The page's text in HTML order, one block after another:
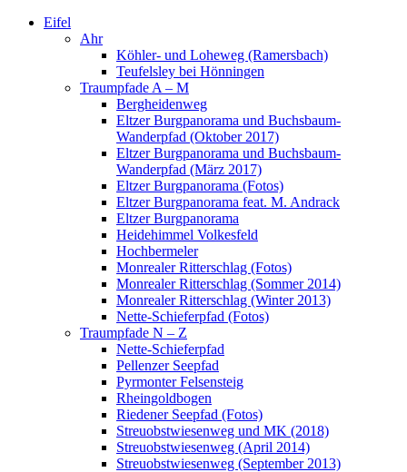
Eifel
Ahr
Köhler- und Loheweg (Ramersbach)
Teufelsley bei Hönningen
Traumpfade A – M
Bergheidenweg
Eltzer Burgpanorama und Buchsbaum-
Wanderpfad (Oktober 2017)
Eltzer Burgpanorama und Buchsbaum-
Wanderpfad (März 2017)
Eltzer Burgpanorama (Fotos)
Eltzer Burgpanorama feat. M. Andrack
Eltzer Burgpanorama
Heidehimmel Volkesfeld
Hochbermeler
Monrealer Ritterschlag (Fotos)
Monrealer Ritterschlag (Sommer 2014)
Monrealer Ritterschlag (Winter 2013)
Nette-Schieferpfad (Fotos)
Traumpfade N – Z
Nette-Schieferpfad
Pellenzer Seepfad
Pyrmonter Felsensteig
Rheingoldbogen
Riedener Seepfad (Fotos)
Streuobstwiesenweg und MK (2018)
Streuobstwiesenweg (April 2014)
Streuobstwiesenweg (September 2013)